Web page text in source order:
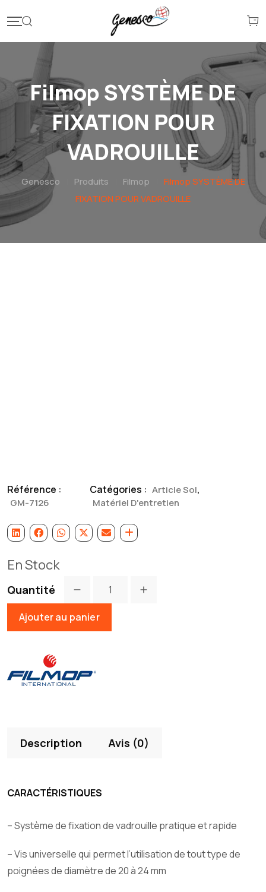
Filmop SYSTÈME DE
FIXATION POUR
VADROUILLE
Genesco Produits Filmop
Filmop SYSTÈME DE
FIXATION POUR VADROUILLE
Référence :
GM-7126
Catégories : Article Sol,
Matériel D'entretien
En Stock
Quantité
Ajouter au panier
Description Avis (0)
CARACTÉRISTIQUES
– Système de fixation de vadrouille pratique et rapide
– Vis universelle qui permet l’utilisation de tout type de
poignées de diamètre de 20 à 24 mm